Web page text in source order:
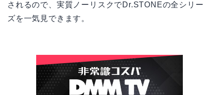
されるので、実質ノーリスクでDr.STONEの全シリー
ズを一気見できます。